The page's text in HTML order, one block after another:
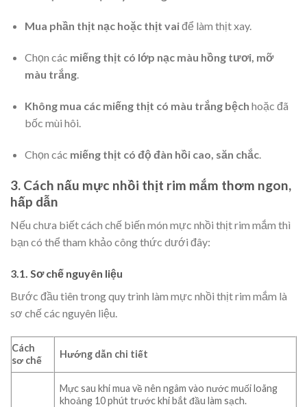
Mua phần thịt nạc hoặc thịt vaiđể làm thịt xay.
Chọn các miếng thịt có lớp nạc màu hồng tươi, mỡ
màu trắng.
Không mua các miếng thịt có màu trắng bệch hoặc đã
bốc mùi hôi.
Chọn các miếng thịt có độ đàn hồi cao, săn chắc.
3. Cách nấu mực nhồi thịt rim mắm thơm ngon,
hấp dẫn
Nếu chưa biết cách chế biến món mực nhồi thịt rim mắm thì
bạn có thể tham khảo công thức dưới đây:
3.1. Sơ chế nguyên liệu
Bước đầu tiên trong quy trình làm mực nhồi thịt rim mắm là
sơ chế các nguyên liệu.
Cách
sơ chế
Hướng dẫn chi tiết
Mực sau khi mua về nên ngâm vào nước muối loãng
khoảng 10 phút trước khi bắt đầu làm sạch.